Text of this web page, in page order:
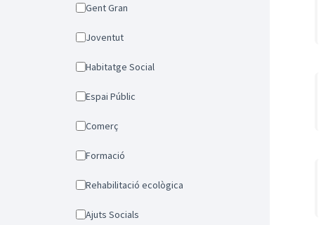
Gent Gran
Joventut
Habitatge Social
Espai Públic
Comerç
Formació
Rehabilitació ecològica
Ajuts Socials